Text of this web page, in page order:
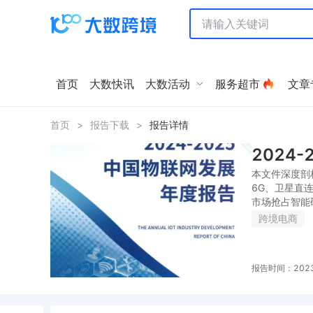
首页 大数快讯 大数活动 服务超市 文章
首页 > 报告下载 > 报告详情
2024-
本文件深度
6G、卫星直
市场抢占智能
跨境电商
报告时间：